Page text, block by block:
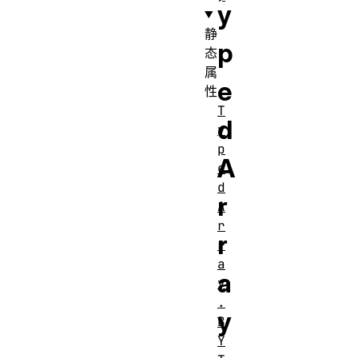
y
p
e
d
A
r
r
a
y
静
态
属
性
T
y
p
e
d
A
r
r
a
y
.
B
Y